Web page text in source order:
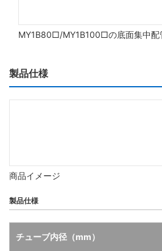
MY1B80□/MY1B100□の底面集中配
製品仕様
商品イメージ
製品仕様
チューブ内径（mm）